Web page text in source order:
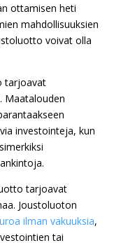
ottamisen heti
mahdollisuuksien
voivat olla
tarjoavat
Maatalouden
investointeja, kun
tarjoavat
Joustoluoton
ilman vakuuksia,
tai